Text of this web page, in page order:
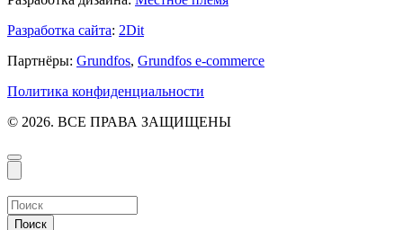
Разработка сайта: 2Dit
Партнёры: Grundfos, Grundfos e-commerce
Политика конфиденциальности
© 2026. ВСЕ ПРАВА ЗАЩИЩЕНЫ
Поиск